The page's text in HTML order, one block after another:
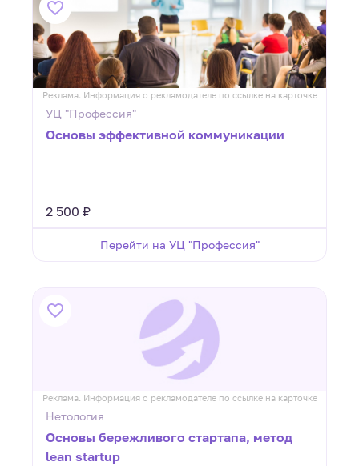
Реклама. Информация о рекламодателе по ссылке на карточке
УЦ "Профессия"
Основы эффективной коммуникации
2 500 ₽
Перейти на УЦ "Профессия"
Реклама. Информация о рекламодателе по ссылке на карточке
Нетология
Основы бережливого стартапа, метод
lean startup